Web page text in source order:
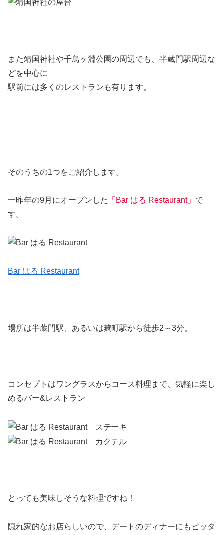
また靖国神社や千鳥ヶ淵公園の周辺でも、半蔵門駅周辺な
どを中心に
駅前には多くのレストランも有ります。
そのうちの1つをご紹介します。
一昨年の9月にオープンした 「Bar はる Restaurant」 で
す。
Bar はる Restaurant
場所は半蔵門駅、あるいは麹町駅から徒歩2～3分。
コンセプトはワングラスからコース料理まで、気軽に楽し
めるバー&レストラン
とっても美味しそうな料理ですね！
隠れ家的なお店らしいので、デートのディナーにもピッタ